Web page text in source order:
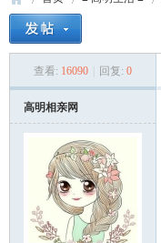
›
查看: 16090 回复: 0
高明相亲网